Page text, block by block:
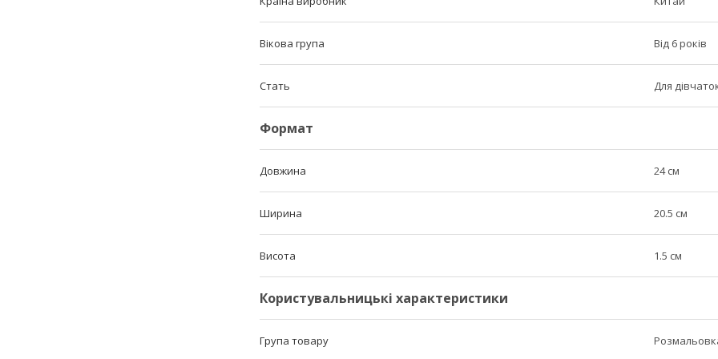
Вікова група Від 6 років
Стать Для
Формат
Довжина 24 см
Ширина 20.5 см
Висота 1.5 см
Користувальницькі характеристики
Група товару